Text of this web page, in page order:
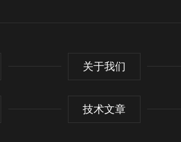
关于我们
技术文章